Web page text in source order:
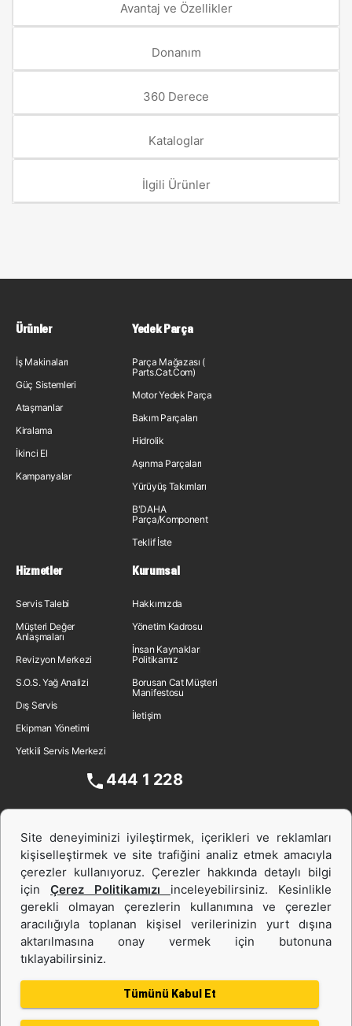
Avantaj ve Özellikler
Donanım
360 Derece
Kataloglar
İlgili Ürünler
Ürünler
İş Makinaları
Güç Sistemleri
Ataşmanlar
Kiralama
İkinci El
Kampanyalar
Yedek Parça
Parça Mağazası (
Parts.Cat.Com)
Motor Yedek Parça
Bakım Parçaları
Hidrolik
Aşınma Parçaları
Yürüyüş Takımları
B'DAHA
Parça/Komponent
Teklif İste
Hizmetler
Servis Talebi
Müşteri Değer
Anlaşmaları
Revizyon Merkezi
S.O.S. Yağ Analizi
Dış Servis
Ekipman Yönetimi
Yetkili Servis Merkezi
Kurumsal
Hakkımızda
Yönetim Kadrosu
İnsan Kaynakları
Politikamız
Borusan Cat Müşteri
Manifestosu
İletişim
444 1 228
İş Makinası ve Güç Sistemleri
İkinci el ve Kiralama
Site deneyiminizi iyileştirmek, içerikleri ve reklamları
kişiselleştirmek ve site trafiğini analiz etmek amacıyla
çerezler kullanıyoruz. Çerezler hakkında detaylı bilgi
için Çerez Politikamızı inceleyebilirsiniz. Kesinlikle
gerekli olmayan çerezlerin kullanımına ve çerezler
aracılığıyla toplanan kişisel verilerinizin yurt dışına
aktarılmasına onay vermek için butonuna
tıklayabilirsiniz.
Tümünü Kabul Et